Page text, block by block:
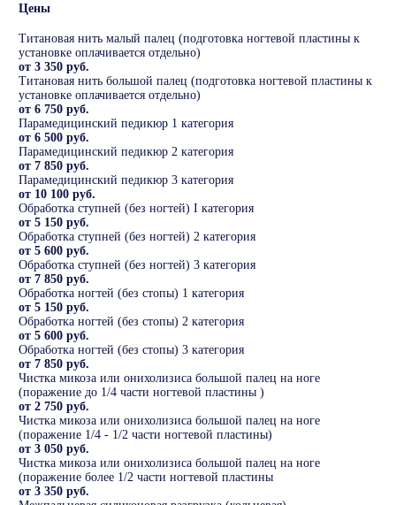
Цены
Титановая нить малый палец (подготовка ногтевой пластины к
установке оплачивается отдельно)
от 3 350 руб.
Титановая нить большой палец (подготовка ногтевой пластины к
установке оплачивается отдельно)
от 6 750 руб.
Парамедицинский педикюр 1 категория
от 6 500 руб.
Парамедицинский педикюр 2 категория
от 7 850 руб.
Парамедицинский педикюр 3 категория
от 10 100 руб.
Обработка ступней (без ногтей) I категория
от 5 150 руб.
Обработка ступней (без ногтей) 2 категория
от 5 600 руб.
Обработка ступней (без ногтей) 3 категория
от 7 850 руб.
Обработка ногтей (без стопы) 1 категория
от 5 150 руб.
Обработка ногтей (без стопы) 2 категория
от 5 600 руб.
Обработка ногтей (без стопы) 3 категория
от 7 850 руб.
Чистка микоза или онихолизиса большой палец на ноге
(поражение до 1/4 части ногтевой пластины )
от 2 750 руб.
Чистка микоза или онихолизиса большой палец на ноге
(поражение 1/4 - 1/2 части ногтевой пластины)
от 3 050 руб.
Чистка микоза или онихолизиса большой палец на ноге
(поражение более 1/2 части ногтевой пластины
от 3 350 руб.